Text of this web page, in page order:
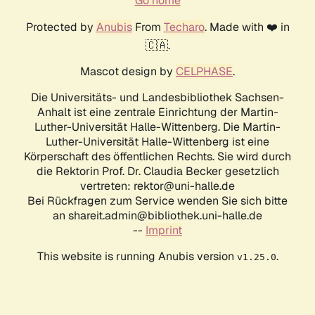
Protected by AnubisFrom Techaro. Made with ❤️ in
🇨🇦.
Mascot design by CELPHASE.
Die Universitäts- und Landesbibliothek Sachsen-
Anhalt ist eine zentrale Einrichtung der Martin-
Luther-Universität Halle-Wittenberg. Die Martin-
Luther-Universität Halle-Wittenberg ist eine
Körperschaft des öffentlichen Rechts. Sie wird durch
die Rektorin Prof. Dr. Claudia Becker gesetzlich
vertreten: rektor@uni-halle.de
Bei Rückfragen zum Service wenden Sie sich bitte
an shareit.admin@bibliothek.uni-halle.de
-- Imprint
This website is running Anubis version v1.25.0.